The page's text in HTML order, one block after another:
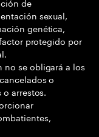
sexual,
genética,
protegido por
no se obligará a los
o
arrestos.